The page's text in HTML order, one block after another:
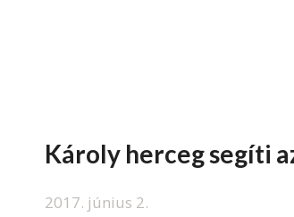
Károly herceg segíti
2017. június 2.